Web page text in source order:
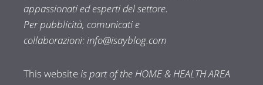
appassionati ed esperti del settore.
Per pubblicità, comunicati e
collaborazioni:info@isayblog.com
This websiteis part of the HOME & HEALTH AREA